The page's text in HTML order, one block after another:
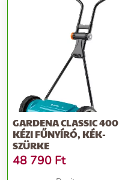
GARDENA CLASSIC 400
KÉZI FŰNYÍRÓ, KÉK-
SZÜRKE
48 790 Ft